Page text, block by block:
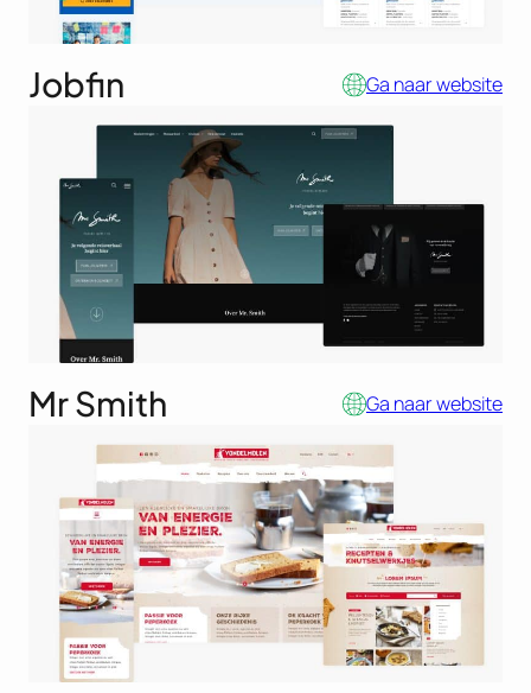
Jobfin Ga naar website
Mr Smith Ga naar website